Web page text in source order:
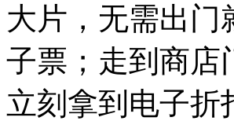
大片，无需出门
子票；走到商店
立刻拿到电子折